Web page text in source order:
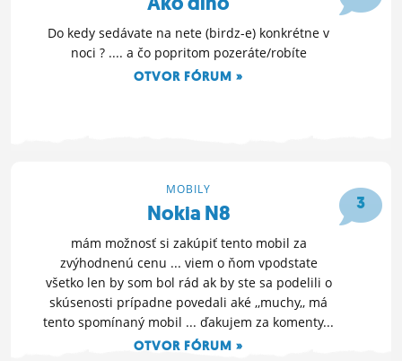
Do kedy sedávate na nete (birdz-e) konkrétne v
noci ? .... a čo popritom pozeráte/robíte
OTVOR FÓRUM »
3
MOBILY
Nokia N8
mám možnosť si zakúpiť tento mobil za
zvýhodnenú cenu ... viem o ňom vpodstate
všetko len by som bol rád ak by ste sa podelili o
skúsenosti prípadne povedali aké ,,muchy,, má
tento spomínaný mobil ... ďakujem za komenty...
OTVOR FÓRUM »